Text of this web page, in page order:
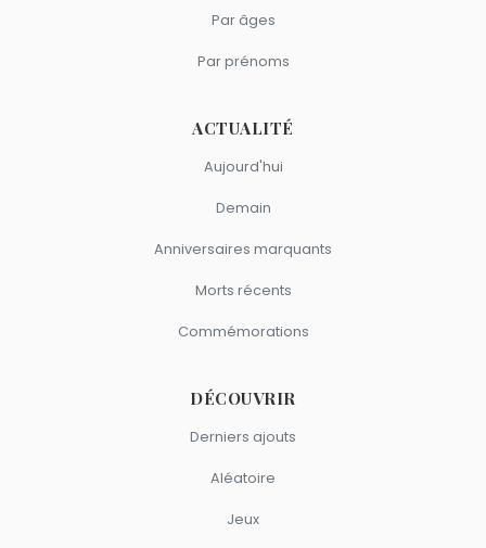
Par âges
Par prénoms
ACTUALITÉ
Aujourd'hui
Demain
Anniversaires marquants
Morts récents
Commémorations
DÉCOUVRIR
Derniers ajouts
Aléatoire
Jeux